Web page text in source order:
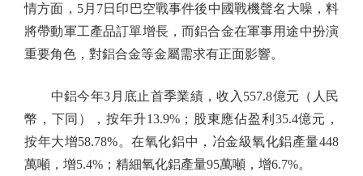
情方面，5月7日印巴空戰事件後中國戰機聲名大噪，料
將帶動軍工產品訂單增長，而鋁合金在軍事用途中扮演
重要角色，對鋁合金等金屬需求有正面影響。
中鋁今年3月底止首季業績，收入557.8億元（人民
幣，下同），按年升13.9%；股東應佔盈利35.4億元，
按年大增58.78%。在氧化鋁中，冶金級氧化鋁產量448
萬噸，增5.4%；精細氧化鋁產量95萬噸，增6.7%。